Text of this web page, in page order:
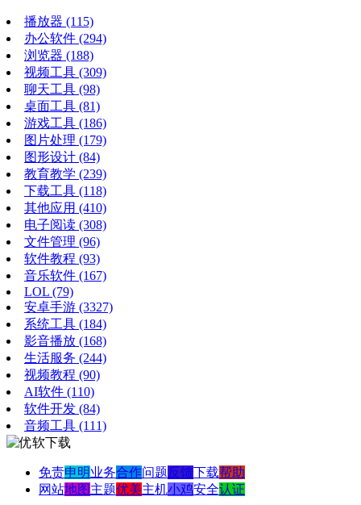
播放器 (115)
办公软件 (294)
浏览器 (188)
视频工具 (309)
聊天工具 (98)
桌面工具 (81)
游戏工具 (186)
图片处理 (179)
图形设计 (84)
教育教学 (239)
下载工具 (118)
其他应用 (410)
电子阅读 (308)
文件管理 (96)
软件教程 (93)
音乐软件 (167)
LOL (79)
安卓手游 (3327)
系统工具 (184)
影音播放 (168)
生活服务 (244)
视频教程 (90)
AI软件 (110)
软件开发 (84)
音频工具 (111)
免责申明业务合作问题反馈下载帮助
网站地图 主题优美主机小鸡安全认证